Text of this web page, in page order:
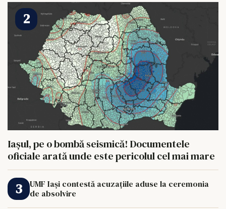
Iașul, pe o bombă seismică! Documentele
oficiale arată unde este pericolul cel mai mare
UMF Iași contestă acuzațiile aduse la ceremonia
de absolvire